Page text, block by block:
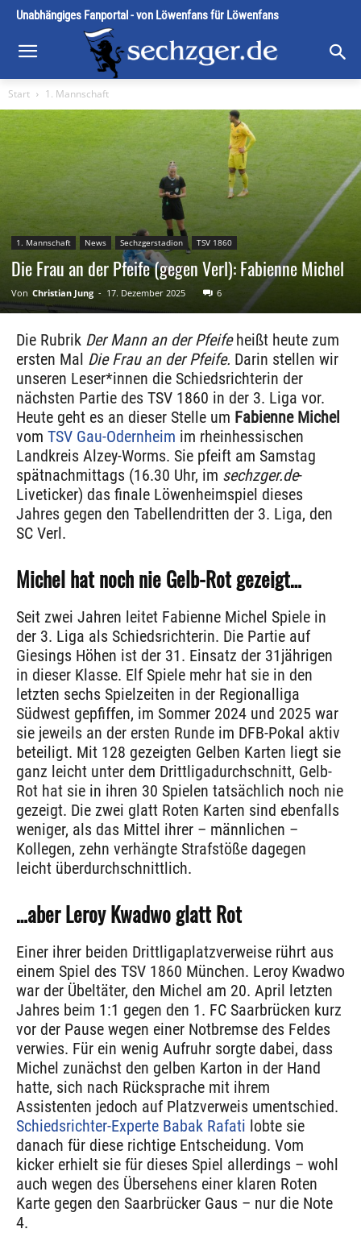
Unabhängiges Fanportal - von Löwenfans für Löwenfans
Start 1. Mannschaft
1. Mannschaft News Sechzgerstadion TSV 1860
Die Frau an der Pfeife (gegen Verl): Fabienne Michel
Von Christian Jung - 17. Dezember 2025 6
Die Rubrik Der Mann an der Pfeifeheißt heute zum
ersten Mal Die Frau an der Pfeife. Darin stellen wir
unseren Leser*innen die Schiedsrichterin der
nächsten Partie des TSV 1860 in der 3. Liga vor.
Heute geht es an dieser Stelle um Fabienne Michel
vom TSV Gau-Odernheim im rheinhessischen
Landkreis Alzey-Worms. Sie pfeift am Samstag
spätnachmittags (16.30 Uhr, im sechzger.de-
Liveticker) das finale Löwenheimspiel dieses
Jahres gegen den Tabellendritten der 3. Liga, den
SC Verl.
Michel hat noch nie Gelb-Rot gezeigt…
Seit zwei Jahren leitet Fabienne Michel Spiele in
der 3. Liga als Schiedsrichterin. Die Partie auf
Giesings Höhen ist der 31. Einsatz der 31jährigen
in dieser Klasse. Elf Spiele mehr hat sie in den
letzten sechs Spielzeiten in der Regionalliga
Südwest gepfiffen, im Sommer 2024 und 2025 war
sie jeweils an der ersten Runde im DFB-Pokal aktiv
beteiligt. Mit 128 gezeigten Gelben Karten liegt sie
ganz leicht unter dem Drittligadurchschnitt, Gelb-
Rot hat sie in ihren 30 Spielen tatsächlich noch nie
gezeigt. Die zwei glatt Roten Karten sind ebenfalls
weniger, als das Mittel ihrer – männlichen –
Kollegen, zehn verhängte Strafstöße dagegen
leicht überdurchschnittlich.
…aber Leroy Kwadwo glatt Rot
Einer ihrer beiden Drittligaplatzverweise rührt aus
einem Spiel des TSV 1860 München. Leroy Kwadwo
war der Übeltäter, den Michel am 20. April letzten
Jahres beim 1:1 gegen den 1. FC Saarbrücken kurz
vor der Pause wegen einer Notbremse des Feldes
verwies. Für ein wenig Aufruhr sorgte dabei, dass
Michel zunächst den gelben Karton in der Hand
hatte, sich nach Rücksprache mit ihrem
Assistenten jedoch auf Platzverweis umentschied.
Schiedsrichter-Experte Babak Rafati lobte sie
danach für diese richtige Entscheidung. Vom
kicker erhielt sie für dieses Spiel allerdings – wohl
auch wegen des Übersehens einer klaren Roten
Karte gegen den Saarbrücker Gaus – nur die Note
4.